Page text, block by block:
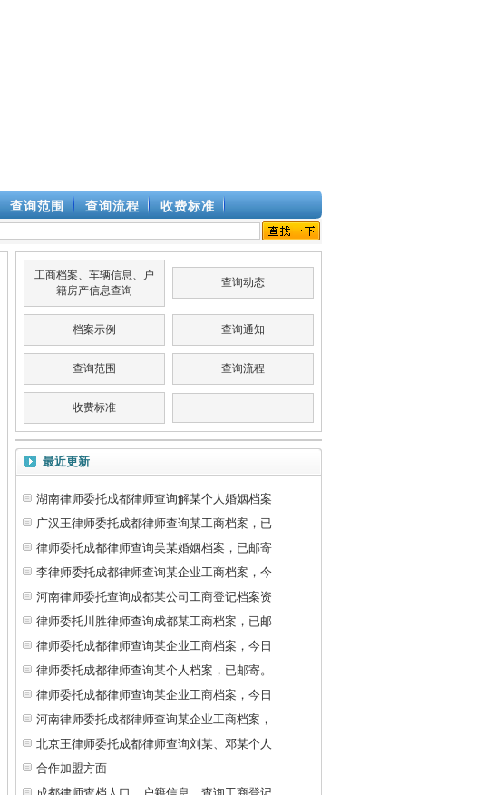
查询范围 查询流程 收费标准
工商档案、车辆信息、户
籍房产信息查询
查询动态
档案示例 查询通知
查询范围 查询流程
收费标准
最近更新
湖南律师委托成都律师查询解某个人婚姻档案
广汉王律师委托成都律师查询某工商档案，已
律师委托成都律师查询吴某婚姻档案，已邮寄
李律师委托成都律师查询某企业工商档案，今
河南律师委托查询成都某公司工商登记档案资
律师委托川胜律师查询成都某工商档案，已邮
律师委托成都律师查询某企业工商档案，今日
律师委托成都律师查询某个人档案，已邮寄。
律师委托成都律师查询某企业工商档案，今日
河南律师委托成都律师查询某企业工商档案，
北京王律师委托成都律师查询刘某、邓某个人
合作加盟方面